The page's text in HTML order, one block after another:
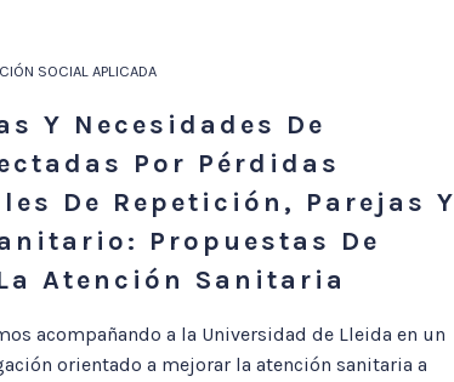
SOCIAL APLICADA
Y Necesidades De
Por Pérdidas
De Repetición, Parejas Y
Propuestas De
Atención Sanitaria
acompañando a la Universidad de Lleida en un
orientado a mejorar la atención sanitaria a